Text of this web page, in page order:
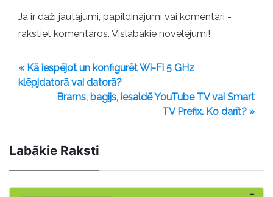
Ja ir daži jautājumi, papildinājumi vai komentāri -
rakstiet komentāros. Vislabākie novēlējumi!
« Kā iespējot un konfigurēt Wi-Fi 5 GHz
klēpjdatorā vai datorā?
Brams, bagijs, iesaldē YouTube TV vai Smart
TV Prefix. Ko darīt? »
Labākie Raksti